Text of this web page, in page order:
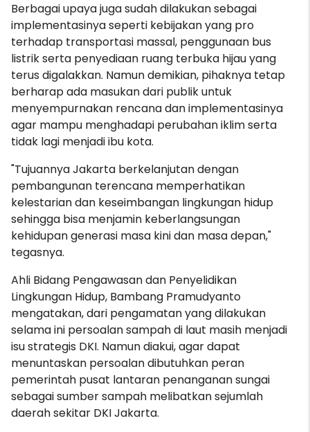
Berbagai upaya juga sudah dilakukan sebagai
implementasinya seperti kebijakan yang pro
terhadap transportasi massal, penggunaan bus
listrik serta penyediaan ruang terbuka hijau yang
terus digalakkan. Namun demikian, pihaknya tetap
berharap ada masukan dari publik untuk
menyempurnakan rencana dan implementasinya
agar mampu menghadapi perubahan iklim serta
tidak lagi menjadi ibu kota.
"Tujuannya Jakarta berkelanjutan dengan
pembangunan terencana memperhatikan
kelestarian dan keseimbangan lingkungan hidup
sehingga bisa menjamin keberlangsungan
kehidupan generasi masa kini dan masa depan,"
tegasnya.
Ahli Bidang Pengawasan dan Penyelidikan
Lingkungan Hidup, Bambang Pramudyanto
mengatakan, dari pengamatan yang dilakukan
selama ini persoalan sampah di laut masih menjadi
isu strategis DKI. Namun diakui, agar dapat
menuntaskan persoalan dibutuhkan peran
pemerintah pusat lantaran penanganan sungai
sebagai sumber sampah melibatkan sejumlah
daerah sekitar DKI Jakarta.